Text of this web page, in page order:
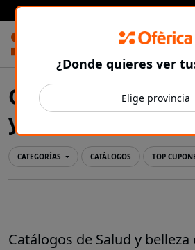
Prensa Ibérica
Ofertas y
y belleza en
CATEGORÍAS CATÁLOGOS TOP
Catálogos de Salud y belleza
¿Donde quieres ver